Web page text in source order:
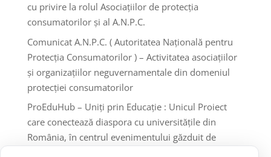
cu privire la rolul Asociațiilor de protecția
consumatorilor și al A.N.P.C.
Comunicat A.N.P.C. ( Autoritatea Națională pentru
Protecția Consumatorilor ) – Activitatea asociațiilor
și organizațiilor neguvernamentale din domeniul
protecției consumatorilor
ProEduHub – Uniți prin Educație : Unicul Proiect
care conectează diaspora cu universitățile din
România, în centrul evenimentului găzduit de